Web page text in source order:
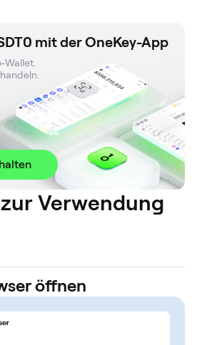
mit der OneKey-App
Wallet.
Verwendung
öffnen